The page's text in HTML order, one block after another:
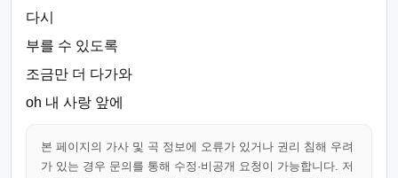
다시
부를 수 있도록
조금만 더 다가와
oh 내 사랑 앞에
본 페이지의 가사 및 곡 정보에 오류가 있거나 권리 침해 우려
가 있는 경우 문의를 통해 수정·비공개 요청이 가능합니다. 저